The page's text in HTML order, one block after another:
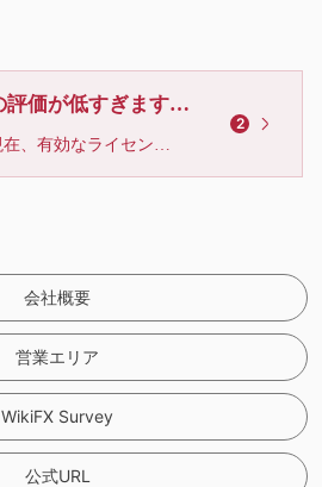
注意：WikiFXでの評価が低すぎます、利用しないでください
このブローカーには現在、有効なライセンスが確認されていません。リスクにご注意下さい！
2
会社概要
営業エリア
WikiFX Survey
公式URL